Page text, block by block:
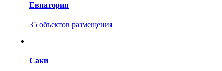
Евпатория
35 объектов размещения
Саки